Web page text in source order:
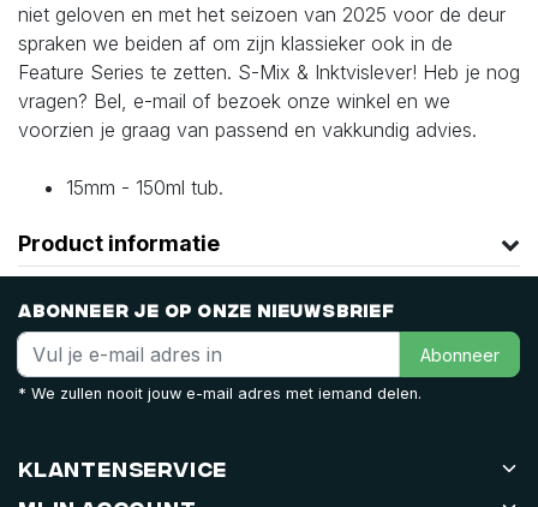
niet geloven en met het seizoen van 2025 voor de deur
spraken we beiden af om zijn klassieker ook in de
Feature Series te zetten. S-Mix & Inktvislever! Heb je nog
vragen? Bel, e-mail of bezoek onze winkel en we
voorzien je graag van passend en vakkundig advies.
15mm - 150ml tub.
Product informatie
Abonneer je op onze nieuwsbrief
Abonneer
* We zullen nooit jouw e-mail adres met iemand delen.
Klantenservice